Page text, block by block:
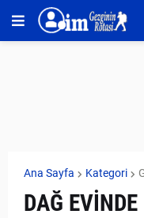
Ana Sayfa Kategori
DAĞ